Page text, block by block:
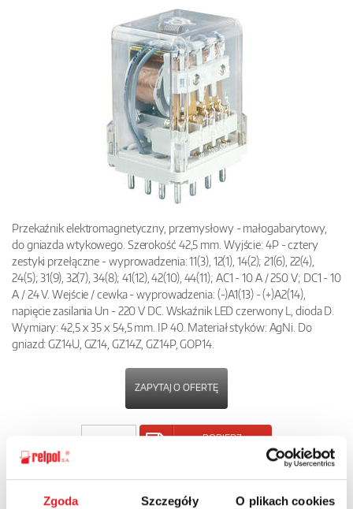
Zgoda Szczegóły O plikach cookies
Przekaźnik elektromagnetyczny, przemysłowy - małogabarytowy,
do gniazda wtykowego. Szerokość 42,5 mm. Wyjście: 4P - cztery
zestyki przełączne - wyprowadzenia: 11(3), 12(1), 14(2); 21(6), 22(4),
24(5); 31(9), 32(7), 34(8); 41(12), 42(10), 44(11); AC1 - 10 A / 250 V; DC1 - 10
A / 24 V. Wejście / cewka - wyprowadzenia: (-)A1(13) - (+)A2(14),
napięcie zasilania Un - 220 V DC. Wskaźnik LED czerwony L, dioda D.
Wymiary: 42,5 x 35 x 54,5 mm. IP 40. Materiał styków: AgNi. Do
gniazd: GZ14U, GZ14, GZ14Z, GZ14P, GOP14.
ZAPYTAJ O OFERTĘ
POBIERZ
POWRÓT